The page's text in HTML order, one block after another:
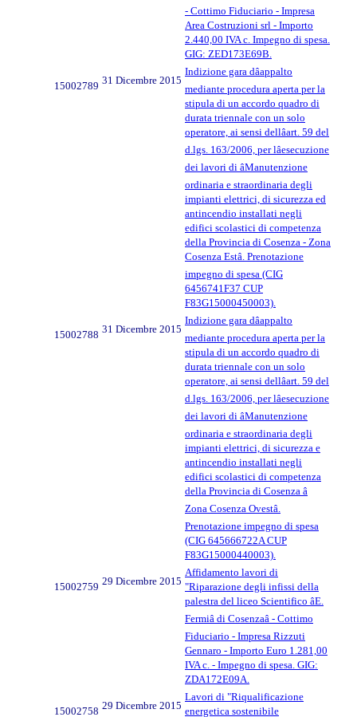
- Cottimo Fiduciario - Impresa
Area Costruzioni srl - Importo
2.440,00 IVA c. Impegno di spesa.
GIG: ZED173E69B.
15002789 31 Dicembre 2015
Indizione gara dâappalto
mediante procedura aperta per la
stipula di un accordo quadro di
durata triennale con un solo
operatore, ai sensi dellâart. 59 del
d.lgs. 163/2006, per lâesecuzione
dei lavori di âManutenzione
ordinaria e straordinaria degli
impianti elettrici, di sicurezza ed
antincendio installati negli
edifici scolastici di competenza
della Provincia di Cosenza - Zona
Cosenza Estâ. Prenotazione
impegno di spesa (CIG
6456741F37 CUP
F83G15000450003).
15002788 31 Dicembre 2015
Indizione gara dâappalto
mediante procedura aperta per la
stipula di un accordo quadro di
durata triennale con un solo
operatore, ai sensi dellâart. 59 del
d.lgs. 163/2006, per lâesecuzione
dei lavori di âManutenzione
ordinaria e straordinaria degli
impianti elettrici, di sicurezza e
antincendio installati negli
edifici scolastici di competenza
della Provincia di Cosenza â
Zona Cosenza Ovestâ.
Prenotazione impegno di spesa
(CIG 645666722A CUP
F83G15000440003).
15002759 29 Dicembre 2015
Affidamento lavori di
"Riparazione degli infissi della
palestra del liceo Scientifico âE.
Fermiâ di Cosenzaâ - Cottimo
Fiduciario - Impresa Rizzuti
Gennaro - Importo Euro 1.281,00
IVA c. - Impegno di spesa. GIG:
ZDA172E09A.
15002758 29 Dicembre 2015
Lavori di "Riqualificazione
energetica sostenibile